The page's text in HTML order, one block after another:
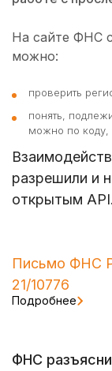
На сайте ФНС
можно:
проверить
понять,
можно по коду,
разрешили и
открытым API.
Письмо ФНС
21/10776
Подробнее
ФНС